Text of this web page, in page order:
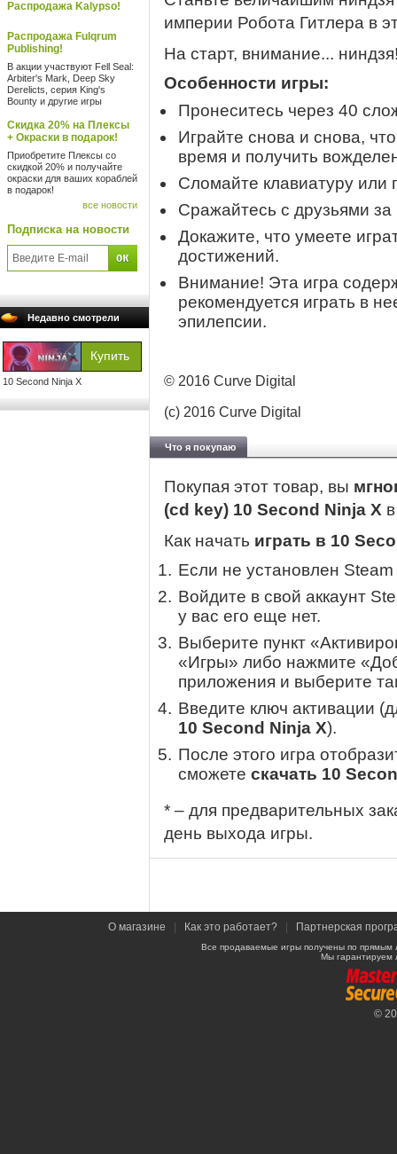
Распродажа Kalypso!
Распродажа Fulqrum
Publishing!
В акции участвуют Fell Seal:
Arbiter's Mark, Deep Sky
Derelicts, серия King's
Bounty и другие игры
Скидка 20% на Плексы
+ Окраски в подарок!
Приобретите Плексы со
скидкой 20% и получайте
окраски для ваших кораблей
в подарок!
все новости
Подписка на новости
Недавно смотрели
10 Second Ninja X
империи Робота Гитлера в
На старт, внимание...
Особенности игры:
Пронеситесь через 40
Играйте снова и снова,
время и получить
Сломайте клавиатуру или
Сражайтесь с друзьями
Докажите, что умеете
достижений.
Внимание! Эта игра
рекомендуется играть в
эпилепсии.
© 2016 Curve Digital
(c) 2016 Curve Digital
Что я покупаю
Покупая этот товар, вы
(cd key) 10 Second Ninja X
Как начать играть в 10
Если не установлен
Войдите в свой аккаунт
у вас его еще нет.
Выберите пункт
«Игры» либо нажмите
приложения и выберите
Введите ключ активации
10 Second Ninja X).
После этого игра
сможете скачать 10
* – для предварительных
день выхода игры.
О магазине Как это работает? Партнерская
Все продаваемые игры получены по
Мы гарантируем
©